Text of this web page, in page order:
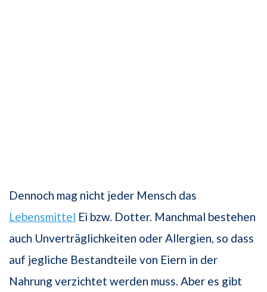
Dennoch mag nicht jeder Mensch das
Lebensmittel Ei bzw. Dotter. Manchmal bestehen
auch Unverträglichkeiten oder Allergien, so dass
auf jegliche Bestandteile von Eiern in der
Nahrung verzichtet werden muss. Aber es gibt